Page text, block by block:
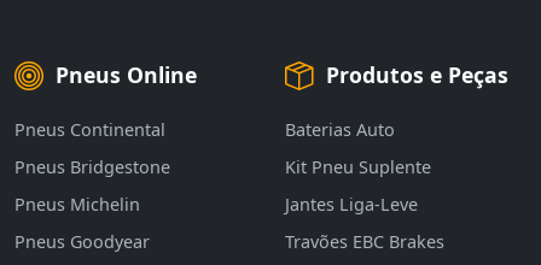
Pneus Online
Pneus Continental
Pneus Bridgestone
Pneus Michelin
Pneus Goodyear
Produtos e Peças
Baterias Auto
Kit Pneu Suplente
Jantes Liga-Leve
Travões EBC Brakes